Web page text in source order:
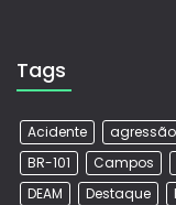
Tags
Acidente agressão
BR-101
Campos
DEAM
Destaque